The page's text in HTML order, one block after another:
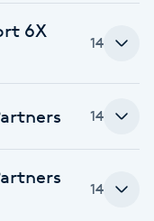
6X
14
14
14